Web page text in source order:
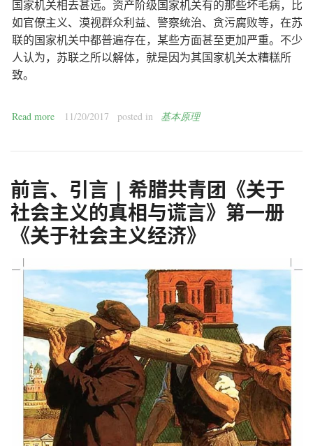
国家机关相去甚远。资产阶级国家机关有的那些坏毛病，比
如官僚主义、漠视群众利益、警察统治、贪污腐败等，在苏
联的国家机关中都普遍存在，某些方面甚至更加严重。不少
人认为，苏联之所以解体，就是因为其国家机关太糟糕所
致。
Read more 11/20/2017 posted in 基本原理
前言、引言 | 希腊共青团《关于
社会主义的真相与谎言》第一册
《关于社会主义经济》